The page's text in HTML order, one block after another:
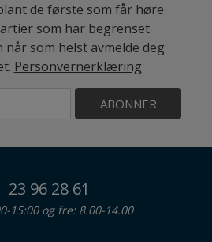
de første som får høre
som har begrenset
når som helst avmelde deg
Personvernerklæring
ABONNER
23 96 28 61
15:00 og fre: 8.00-14.00